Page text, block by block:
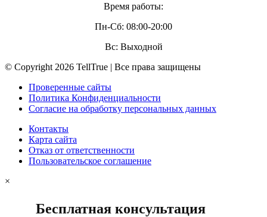
Время работы:
Пн-Сб: 08:00-20:00
Вс: Выходной
© Copyright 2026 TellTrue | Все права защищены
Проверенные сайты
Политика Конфиденциальности
Согласие на обработку персональных данных
Контакты
Карта сайта
Отказ от ответственности
Пользовательское соглашение
×
Бесплатная консультация